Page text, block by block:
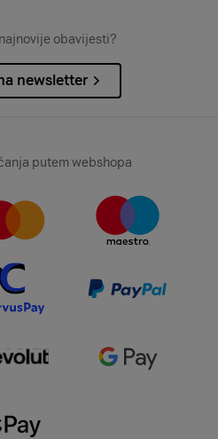
obavijesti?
newsletter
putem webshopa